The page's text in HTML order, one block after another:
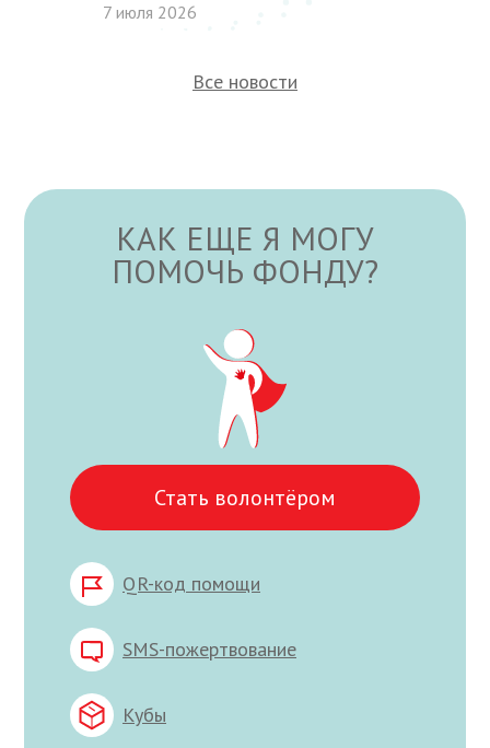
7 июля 2026
Все новости
КАК ЕЩЕ Я МОГУ
ПОМОЧЬ ФОНДУ?
Стать волонтёром
QR-код помощи
SMS-пожертвование
Кубы